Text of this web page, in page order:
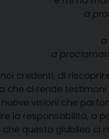
a
a
noi credenti, di
che ci rende
visioni che
la responsabilità, a
questo giubileo